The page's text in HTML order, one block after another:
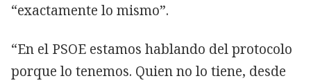
“exactamente lo mismo”.
“En el PSOE estamos hablando del protocolo
porque lo tenemos. Quien no lo tiene, desde